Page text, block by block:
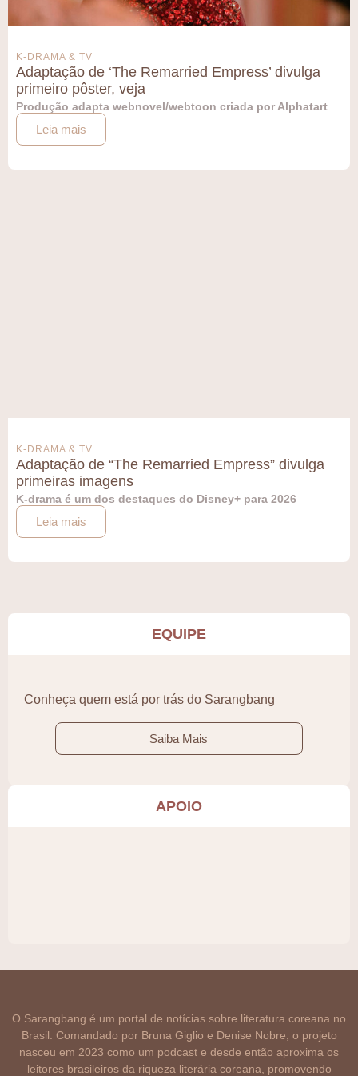
K-DRAMA & TV
Adaptação de ‘The Remarried Empress’ divulga
primeiro pôster, veja
Produção adapta webnovel/webtoon criada por Alphatart
Leia mais
K-DRAMA & TV
Adaptação de “The Remarried Empress” divulga
primeiras imagens
K-drama é um dos destaques do Disney+ para 2026
Leia mais
EQUIPE
Conheça quem está por trás do Sarangbang
Saiba Mais
APOIO
O Sarangbang é um portal de notícias sobre literatura coreana no
Brasil. Comandado por Bruna Giglio e Denise Nobre, o projeto
nasceu em 2023 como um podcast e desde então aproxima os
leitores brasileiros da riqueza literária coreana, promovendo